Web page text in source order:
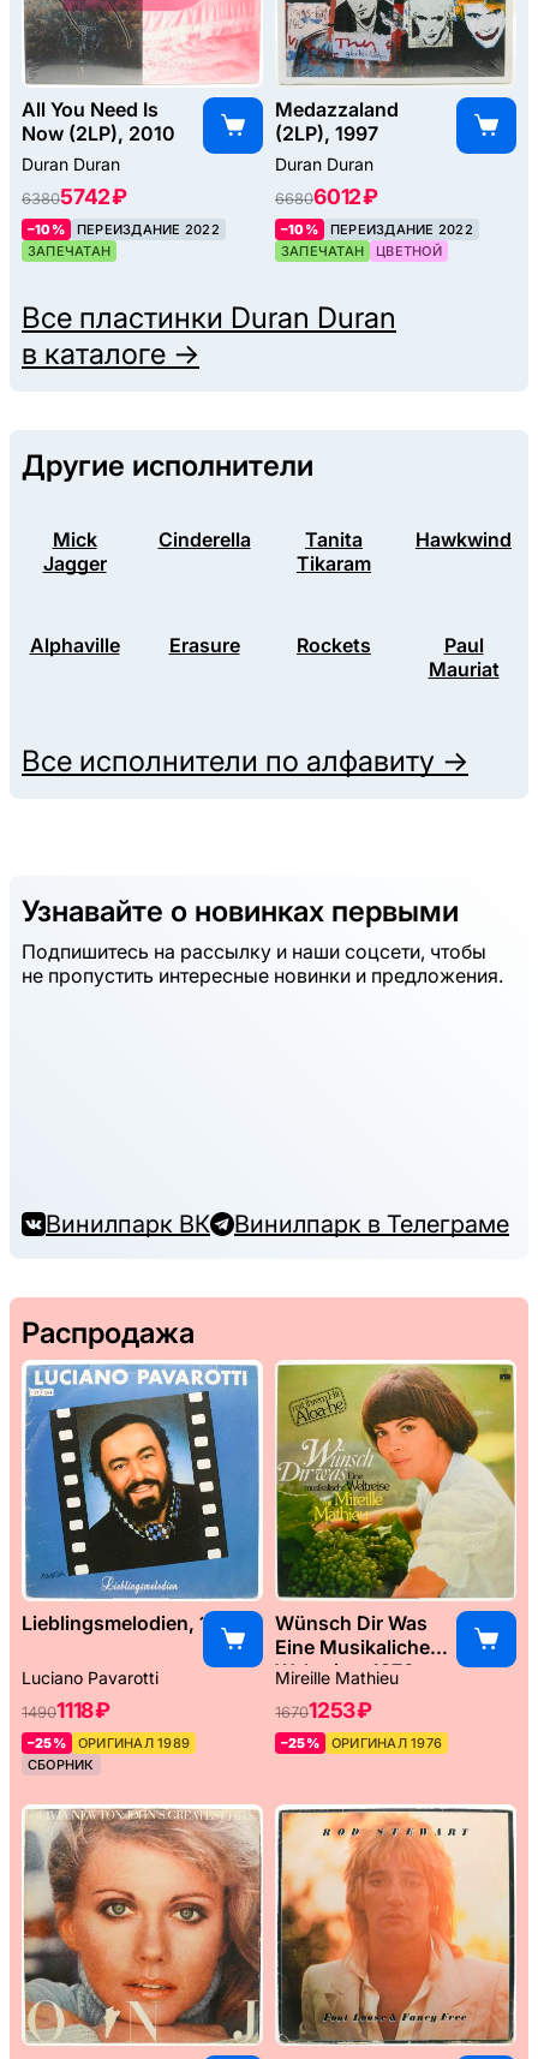
All You Need Is
Now (2LP), 2010
Duran Duran
63805742 ₽
–10%
ПЕРЕИЗДАНИЕ 2022
ЗАПЕЧАТАН
Medazzaland
(2LP), 1997
Duran Duran
66806012 ₽
–10%
ПЕРЕИЗДАНИЕ 2022
ЗАПЕЧАТАН
ЦВЕТНОЙ
Все пластинки Duran Duran
в каталоге →
Другие исполнители
Mick
Jagger
Cinderella
Tanita
Tikaram
Hawkwind
Alphaville Erasure Rockets
Paul
Mauriat
Все исполнители по алфавиту →
Узнавайте о новинках первыми
Подпишитесь на рассылку и наши соцсети, чтобы
не пропустить интересные новинки и предложения.
Винилпарк ВК Винилпарк в Телеграме
Распродажа
Lieblingsmelodien, 1989
Luciano Pavarotti
14901118 ₽
–25%
ОРИГИНАЛ 1989
СБОРНИК
Wünsch Dir Was
Eine Musikaliche
Weltreise, 1976
Mireille Mathieu
16701253 ₽
–25% ОРИГИНАЛ 1976